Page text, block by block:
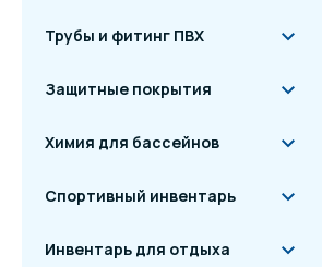
Трубы и фитинг ПВХ
Защитные покрытия
Химия для бассейнов
Спортивный инвентарь
Инвентарь для отдыха